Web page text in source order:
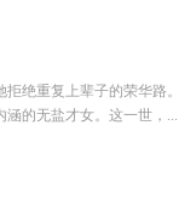
绝重复上辈子的荣华路。
的无盐才女。这一世，...